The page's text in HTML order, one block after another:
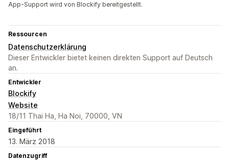
App-Support wird von Blockify bereitgestellt.
Ressourcen
Datenschutzerklärung
Dieser Entwickler bietet keinen direkten Support auf Deutsch
an.
Entwickler
Blockify
Website
18/11 Thai Ha, Ha Noi, 70000, VN
Eingeführt
13. März 2018
Datenzugriff